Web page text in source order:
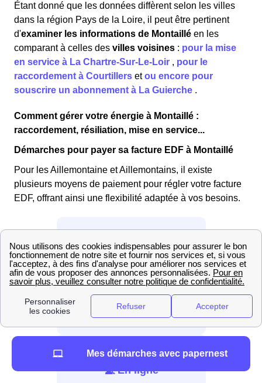
Étant donné que les données diffèrent selon les villes
dans la région Pays de la Loire, il peut être pertinent
d'examiner les informations de Montaillé en les
comparant à celles des villes voisines : pour la mise
en service à La Chartre-Sur-Le-Loir , pour le
raccordement à Courtillers etou encore pour
souscrire un abonnement à La Guierche .
Comment gérer votre énergie à Montaillé :
raccordement, résiliation, mise en service...
Démarches pour payer sa facture EDF à Montaillé
Pour les Aillemontaine et Aillemontains, il existe
plusieurs moyens de paiement pour régler votre facture
EDF, offrant ainsi une flexibilité adaptée à vos besoins.
📞 Par téléphone
Appelez au 3404
💻 En ligne
Mes démarches avec papernest